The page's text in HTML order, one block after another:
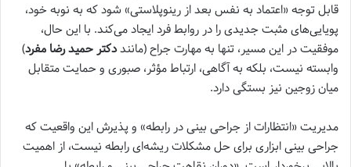
قابل توجه «اعتماد به نفس بعد از رینوپلاستی» شود که به نوبه خود،
پویایی‌های مثبت جدیدی را در روابط فرد ایجاد می‌کند. با این حال،
موفقیت در این مسیر، تنها به مهارت جراح (ماننددکتر حمید رضا مفرد)
وابسته نیست، بلکه به آگاهی، ارتباط مؤثر، صبوری و حمایت متقابل
میان زوجین نیز بستگی دارد.
مدیریت «انتظارات از جراحی بینی در رابطه» و پذیرش این واقعیت که
جراحی بینی ابزاری برای حل مشکلات ریشه‌ای رابطه نیست، از اهمیت